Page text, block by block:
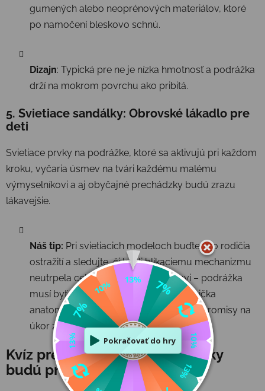
gumených alebo neoprénových materiálov, ktoré
po namočení bleskovo schnú.
Dizajn: Typická pre ne je nízka hmotnosť a podrážka
drží na mokrom povrchu ako pribitá.
5. Svietiace sandálky: Obrovské lákadlo pre
deti
Svietiace prvky na podrážke, ktoré sa aktivujú pri každom
kroku, vyčaria úsmev na tvári každému malému
výmyselníkovi a aj obyčajné prechádzky budú zrazu
lákavejšie.
Náš tip: Pri svietiacich modeloch buďte ako rodičia
ostražití a sledujte, či kvôli blikaciemu mechanizmu
neutrpela celková
konštrukcia
obuvi – podrážka
musí byť stále dostatočne ohybná a špička
anatomicky široká, aby ste nerobili kompromisy na
úkor zdravia.
Kvíz pre rodičov: Ktoré sandálky
budú pre vás najvhodnejšie?